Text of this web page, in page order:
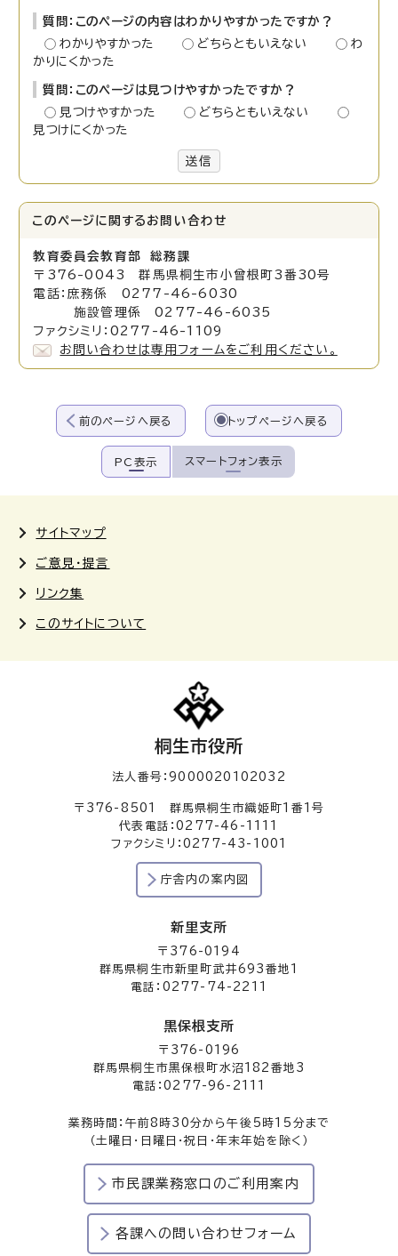
質問：このページの内容はわかりやすかったですか？
わかりやすかった
どちらともいえない
わ
かりにくかった
質問：このページは見つけやすかったですか？
見つけやすかった
どちらともいえない
見つけにくかった
送信
このページに関する お問い合わせ
教育委員会教育部 総務課
〒376-0043 群馬県桐生市小曾根町3番30号
電話：庶務係 0277-46-6030
施設管理係 0277-46-6035
ファクシミリ：0277-46-1109
お問い合わせは専用フォームをご利用ください。
前のページへ戻る トップページへ戻る
PC表示 スマートフォン表示
サイトマップ
ご意見・提言
リンク集
このサイトについて
桐生市役所
法人番号：9000020102032
〒376-8501 群馬県桐生市織姫町1番1号
代表電話：0277-46-1111
ファクシミリ：0277-43-1001
庁舎内の案内図
新里支所
〒376-0194
群馬県桐生市新里町武井693番地1
電話：0277-74-2211
黒保根支所
〒376-0196
群馬県桐生市黒保根町水沼182番地3
電話：0277-96-2111
業務時間：午前8時30分から午後5時15分まで
（土曜日・日曜日・祝日・年末年始を除く）
市民課業務窓口のご利用案内
各課への問い合わせフォーム